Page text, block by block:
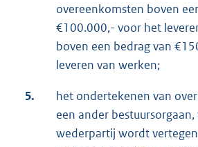
overeenkomsten boven
€100.000,- voor het
boven een bedrag van
leveren van werken;
5.
het ondertekenen van
een ander
wederpartij wordt